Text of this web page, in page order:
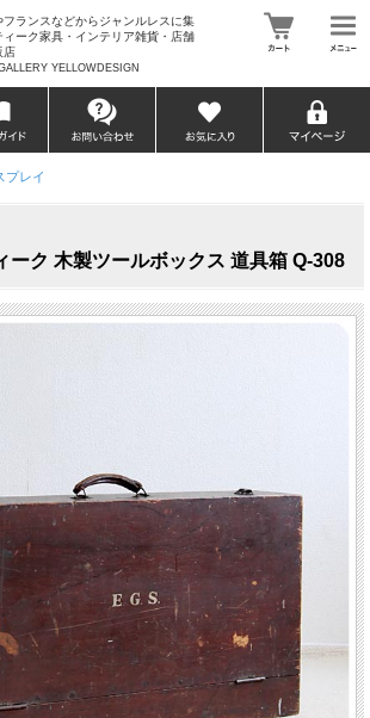
フランスなどからジャンルレスに集
ィーク家具・インテリア雑貨・店舗
店
YELLOWDESIGN
プレイ
ーク 木製ツールボックス 道具箱 Q-308